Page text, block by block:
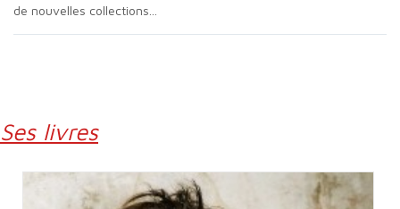
de nouvelles collections...
Ses livres